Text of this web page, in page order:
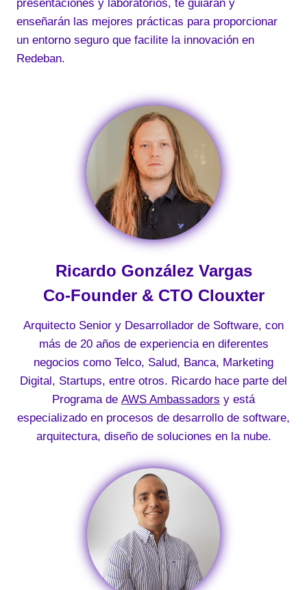
presentaciones y laboratorios, te guiarán y
enseñarán las mejores prácticas para proporcionar
un entorno seguro que facilite la innovación en
Redeban.
Ricardo González Vargas
Co-Founder & CTO Clouxter
Arquitecto Senior y Desarrollador de Software, con
más de 20 años de experiencia en diferentes
negocios como Telco, Salud, Banca, Marketing
Digital, Startups, entre otros. Ricardo hace parte del
Programa de AWS Ambassadors y está
especializado en procesos de desarrollo de software,
arquitectura, diseño de soluciones en la nube.